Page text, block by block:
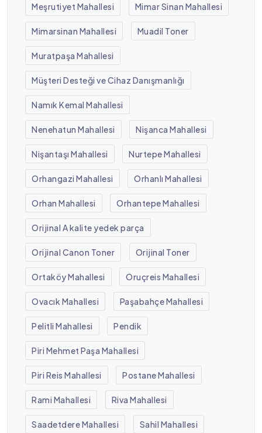
Meşrutiyet Mahallesi Mimar Sinan Mahallesi
Mimarsinan Mahallesi Muadil Toner
Muratpaşa Mahallesi
Müşteri Desteği ve Cihaz Danışmanlığı
Namık Kemal Mahallesi
Nenehatun Mahallesi Nişanca Mahallesi
Nişantaşı Mahallesi Nurtepe Mahallesi
Orhangazi Mahallesi Orhanlı Mahallesi
Orhan Mahallesi Orhantepe Mahallesi
Orijinal A kalite yedek parça
Orijinal Canon Toner Orijinal Toner
Ortaköy Mahallesi Oruçreis Mahallesi
Ovacık Mahallesi Paşabahçe Mahallesi
Pelitli Mahallesi Pendik
Piri Mehmet Paşa Mahallesi
Piri Reis Mahallesi Postane Mahallesi
Rami Mahallesi Riva Mahallesi
Saadetdere Mahallesi Sahil Mahallesi